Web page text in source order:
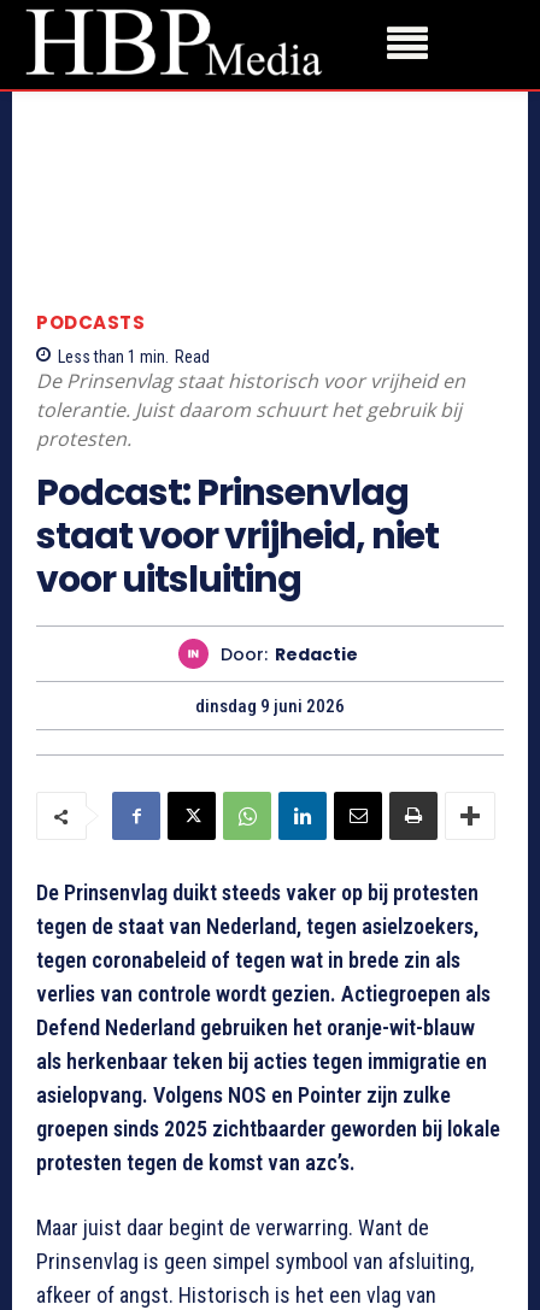
PODCASTS
Less than 1 min. Read
De Prinsenvlag staat historisch voor vrijheid en
tolerantie. Juist daarom schuurt het gebruik bij
protesten.
Podcast: Prinsenvlag
staat voor vrijheid, niet
voor uitsluiting
Door: Redactie
dinsdag 9 juni 2026
De Prinsenvlag duikt steeds vaker op bij protesten
tegen de staat van Nederland, tegen asielzoekers,
tegen coronabeleid of tegen wat in brede zin als
verlies van controle wordt gezien. Actiegroepen als
Defend Nederland gebruiken het oranje-wit-blauw
als herkenbaar teken bij acties tegen immigratie en
asielopvang. Volgens NOS en Pointer zijn zulke
groepen sinds 2025 zichtbaarder geworden bij lokale
protesten tegen de komst van azc’s.
Maar juist daar begint de verwarring. Want de
Prinsenvlag is geen simpel symbool van afsluiting,
afkeer of angst. Historisch is het een vlag van